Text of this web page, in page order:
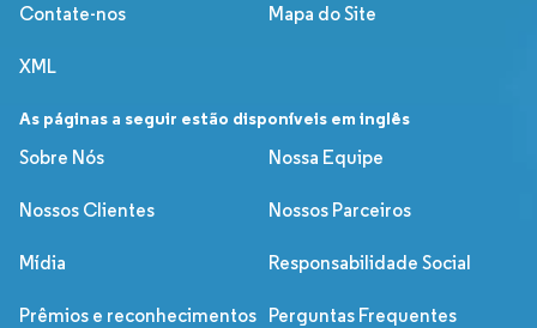
Contate-nos Mapa do Site
XML
As páginas a seguir estão disponíveis em inglês
Sobre Nós
Nossa Equipe
Nossos Clientes Nossos Parceiros
Mídia Responsabilidade Social
Prêmios e reconhecimentos Perguntas Frequentes